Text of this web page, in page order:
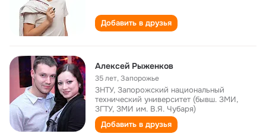
Добавить в друзья
Алексей Рыженков
35 лет,Запорожье
ЗНТУ, Запорожский национальный
технический университет (бывш. ЗМИ,
ЗГТУ, ЗМИ им. В.Я. Чубаря)
Добавить в друзья